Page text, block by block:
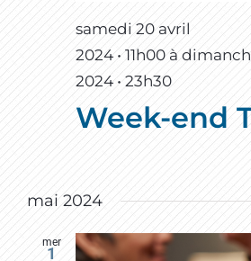
samedi 20 avril
2024 • 11h00 à
2024 • 23h30
Week-end
mai 2024
mer
1